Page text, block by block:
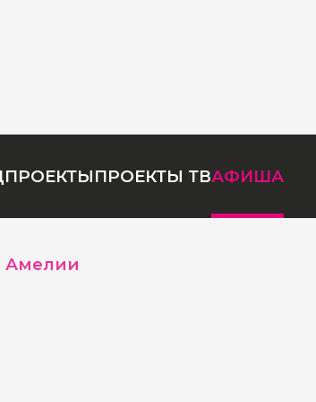
ПРОЕКТЫ ТВАФИША
Амелии